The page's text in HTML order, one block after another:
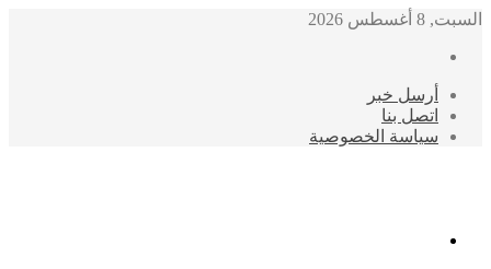
السبت, 8 أغسطس 2026
أرسل خبر
اتصل بنا
سياسة الخصوصية